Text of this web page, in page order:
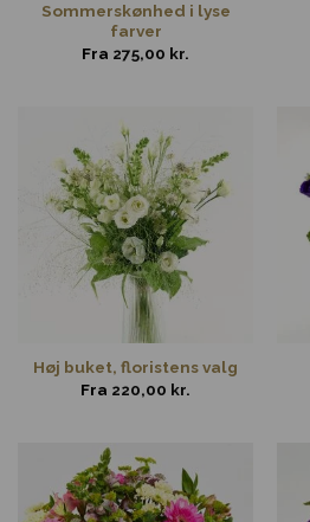
Sommerskønhed i lyse
farver
Fra 275,00 kr.
Høj buket, floristens valg
Fra 220,00 kr.